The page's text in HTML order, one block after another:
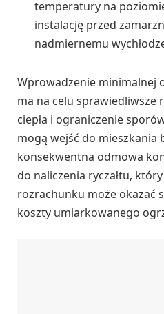
temperatury na
instalację przed
nadmiernemu
Wprowadzenie minimalnej
ma na celu sprawiedliwsze
ciepła i ograniczenie
mogą wejść do mieszkania
konsekwentna odmowa
do naliczenia ryczałtu,
rozrachunku może okazać
koszty umiarkowanego